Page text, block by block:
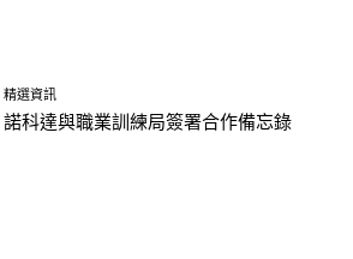
精選資訊
諾科達與職業訓練局簽署合作備忘錄